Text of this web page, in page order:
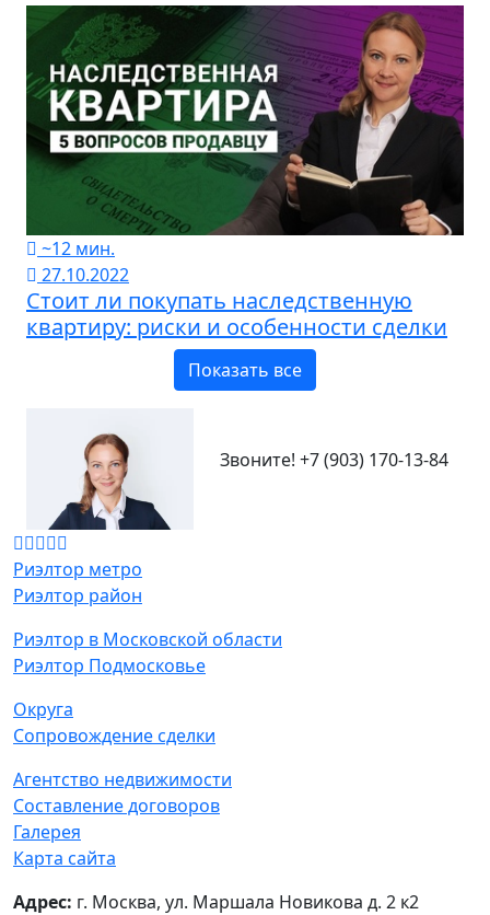
~12 мин.
27.10.2022
Стоит ли покупать наследственную
квартиру: риски и особенности сделки
Показать все
Звоните! +7 (903) 170-13-84
Риэлтор метро
Риэлтор район
Риэлтор в Московской области
Риэлтор Подмосковье
Округа
Сопровождение сделки
Агентство недвижимости
Составление договоров
Галерея
Карта сайта
Адрес: г. Москва, ул. Маршала Новикова д. 2 к2